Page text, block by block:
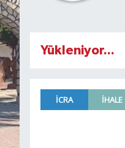
Yükleniyor...